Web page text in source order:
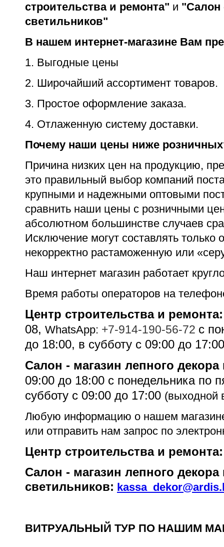
строительства и ремонта" и "Салон
светильников"
В нашем интернет-магазине Вам
1. Выгодные цены
2. Широчайший ассортимент товаров.
3. Простое оформление заказа.
4. Отлаженную систему доставки.
Почему наши цены ниже
Причина низких цен на продукцию,
это правильный выбор компаний
крупными и надежными оптовыми
сравнить наши цены с розничными
абсолютном большинстве случаев
Исключение могут составлять
некорректно растаможенную или
Наш интернет магазин работает
Время работы операторов на
Центр строительства и ремонта:
08, WhatsApp: +7-914-190-56-72 c
до 18:00, в субботу с 09:00 до
Салон - магазин лепного
09:00 до 18:00 c понедельника по
субботу с 09:00 до 17:00 (выходной
Любую информацию о нашем
или отправить нам запрос по
Центр строительства и
Салон - магазин лепного декора
светильников:
ВИТРУАЛЬНЫЙ ТУР ПО НАШИМ